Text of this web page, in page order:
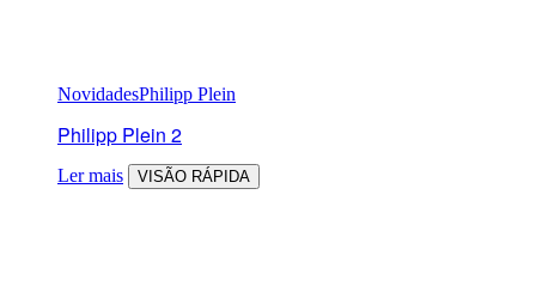
NovidadesPhilipp Plein
Philipp Plein 2
Ler mais VISÃO RÁPIDA